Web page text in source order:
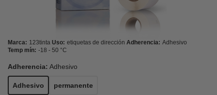
Marca: 123tinta Uso: etiquetas de dirección Adherencia: Adhesivo
Temp mín: -18 - 50 °C
Adherencia: Adhesivo
Adhesivo permanente